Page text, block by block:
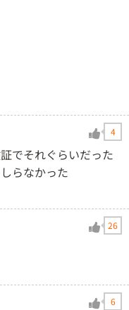
4
でそれぐらいだった
らなかった
26
6